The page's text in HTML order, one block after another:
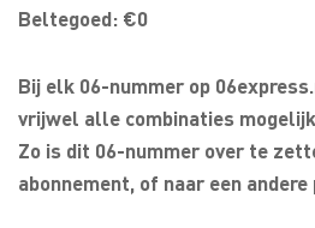
Beltegoed: €0
Bij elk 06-nummer op
vrijwel alle combinaties
Zo is dit 06-nummer over te
abonnement, of naar een andere